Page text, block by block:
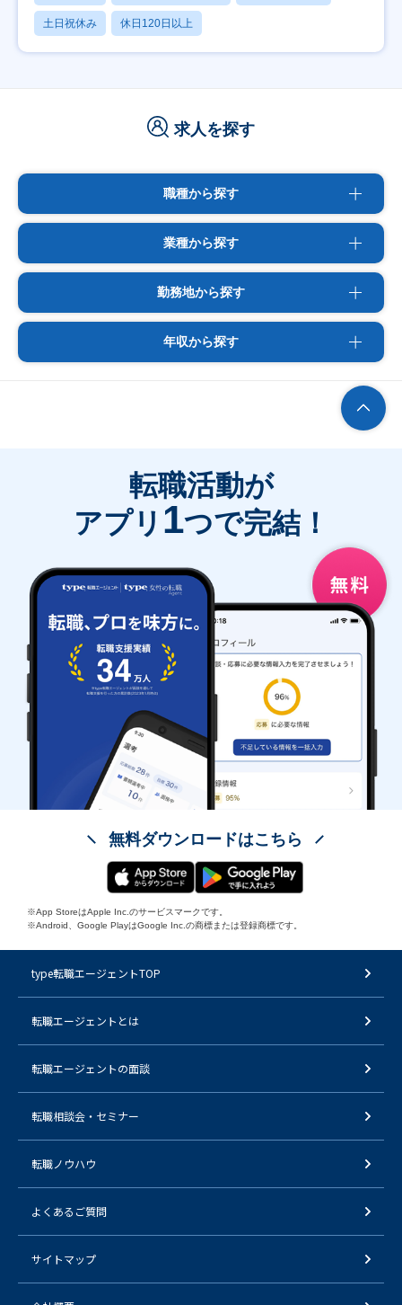
土日祝休み 休日120日以上
求人を探す
職種から探す
業種から探す
勤務地から探す
年収から探す
転職活動が
アプリ 1つで完結！
無料ダウンロードはこちら
※App StoreはApple Inc.のサービスマークです。
※Android、Google PlayはGoogle Inc.の商標または登録商標です。
type転職エージェントTOP
転職エージェントとは
転職エージェントの面談
転職相談会・セミナー
転職ノウハウ
よくあるご質問
サイトマップ